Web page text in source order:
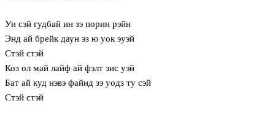
Уи сэй гудбай ин зэ порин рэйн
Энд ай брейк даун эз ю уок эуэй
Стэй стэй
Коз ол май лайф ай фэлт зис уэй
Бат ай куд нэвэ файнд зэ уодз ту сэй
Стэй стэй